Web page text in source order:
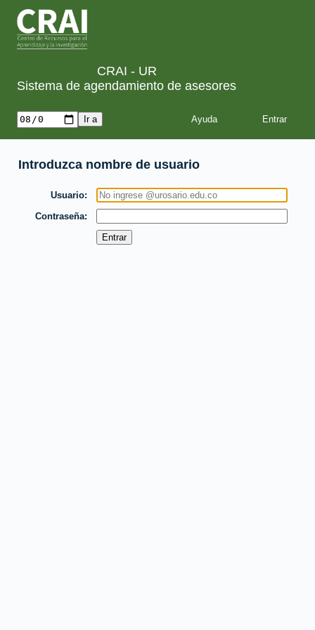
CRAI - UR
Sistema de agendamiento de asesores
Ayuda
Introduzca nombre de usuario
Usuario
Contraseña